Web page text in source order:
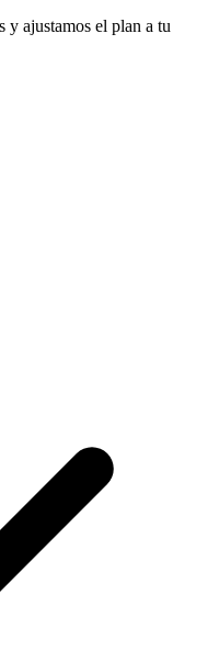
y ajustamos el plan a tu